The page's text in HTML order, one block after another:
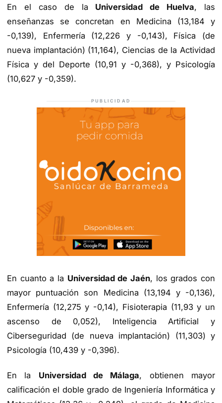
En el caso de la Universidad de Huelva, las
enseñanzas se concretan en Medicina (13,184 y
-0,139), Enfermería (12,226 y -0,143), Física (de
nueva implantación) (11,164), Ciencias de la Actividad
Física y del Deporte (10,91 y -0,368), y Psicología
(10,627 y -0,359).
PUBLICIDAD
En cuanto a la Universidad de Jaén, los grados con
mayor puntuación son Medicina (13,194 y -0,136),
Enfermería (12,275 y -0,14), Fisioterapia (11,93 y un
ascenso de 0,052), Inteligencia Artificial y
Ciberseguridad (de nueva implantación) (11,303) y
Psicología (10,439 y -0,396).
En la Universidad de Málaga, obtienen mayor
calificación el doble grado de Ingeniería Informática y